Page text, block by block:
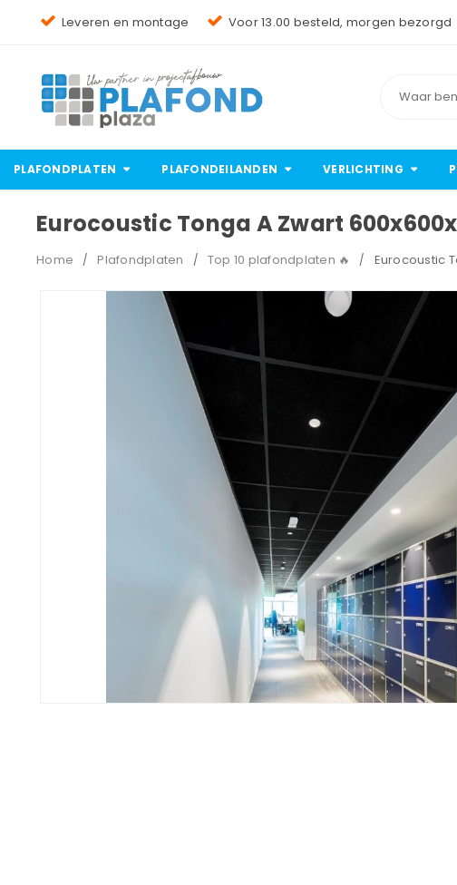
Leveren en montage Voor 13.00 besteld, morgen bezorgd
PLAFONDPLATEN PLAFONDEILANDEN VERLICHTING
Eurocoustic Tonga A Zwart
Home / Plafondplaten / Top 10 plafondplaten 🔥 / Eurocoustic